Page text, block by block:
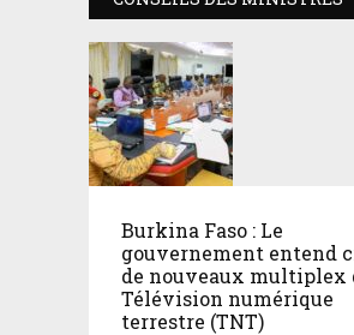
Burkina Faso : Le
gouvernement entend
de nouveaux multiplex
Télévision numérique
terrestre (TNT)